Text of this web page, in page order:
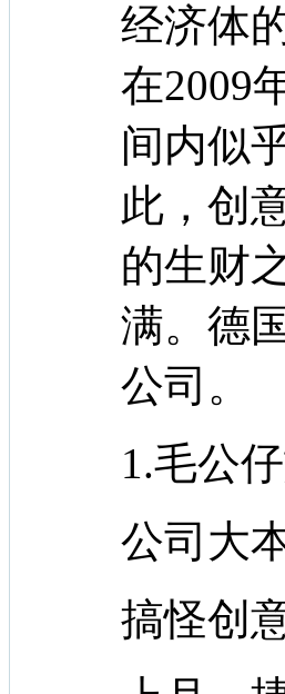
经济体
在2009
间内似
此，创
的生财
满。德
公司。
1.毛公
公司大
搞怪创